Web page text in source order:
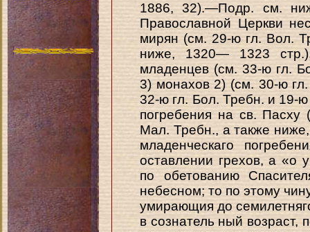
1886, 32).—Подр. см.
Православной Церкви
мирян (см. 29-ю гл. Вол.
ниже, 1320— 1323
младенцев (см. 33-ю гл.
3) монахов 2) (см. 30-ю
32-ю гл. Бол. Требн. и 19-
погребения на св.
Мал. Требн., а также
младенческаго
оставлении грехов, а «о
по обетованию
небесном; то по этому
умирающия до
в сознатель ный возраст,